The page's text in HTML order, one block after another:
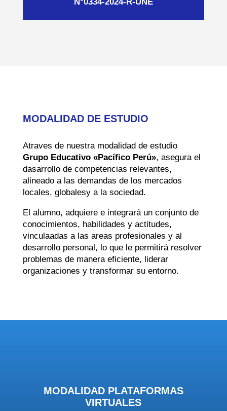
MODALIDAD DE ESTUDIO
Atraves de nuestra modalidad de estudio
Grupo Educativo «Pacífico Perú», asegura el
dasarrollo de competencias relevantes,
alineado a las demandas de los mercados
locales, globalesy a la sociedad.
El alumno, adquiere e integrará un conjunto de
conocimientos, habilidades y actitudes,
vinculaadas a las areas profesionales y al
desarrollo personal, lo que le permitirá resolver
problemas de manera eficiente, liderar
organizaciones y transformar su entorno.
MODALIDAD PLATAFORMAS
VIRTUALES